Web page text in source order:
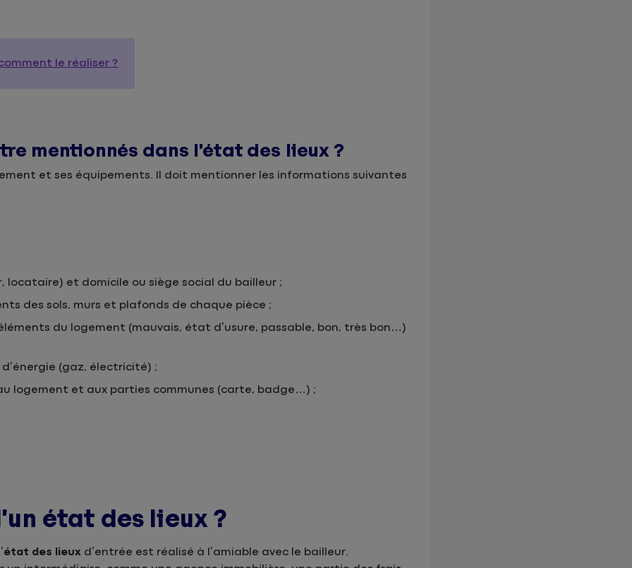
le réaliser ?
mentionnés dans l’état des lieux ?
et ses équipements. Il doit mentionner les informations suivantes
locataire) et domicile ou siège social du bailleur ;
des sols, murs et plafonds de chaque pièce ;
du logement (mauvais, état d’usure, passable, bon, très bon…)
(gaz, électricité) ;
logement et aux parties communes (carte, badge…) ;
état des lieux ?
état des lieux d’entrée est réalisé à l’amiable avec le bailleur.